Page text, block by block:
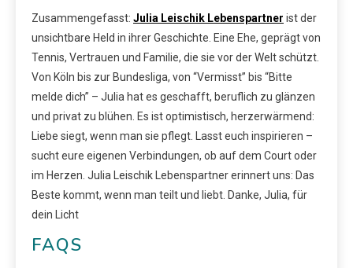
Zusammengefasst: Julia Leischik Lebenspartner ist der
unsichtbare Held in ihrer Geschichte. Eine Ehe, geprägt von
Tennis, Vertrauen und Familie, die sie vor der Welt schützt.
Von Köln bis zur Bundesliga, von “Vermisst” bis “Bitte
melde dich” – Julia hat es geschafft, beruflich zu glänzen
und privat zu blühen. Es ist optimistisch, herzerwärmend:
Liebe siegt, wenn man sie pflegt. Lasst euch inspirieren –
sucht eure eigenen Verbindungen, ob auf dem Court oder
im Herzen. Julia Leischik Lebenspartner erinnert uns: Das
Beste kommt, wenn man teilt und liebt. Danke, Julia, für
dein Licht
FAQS